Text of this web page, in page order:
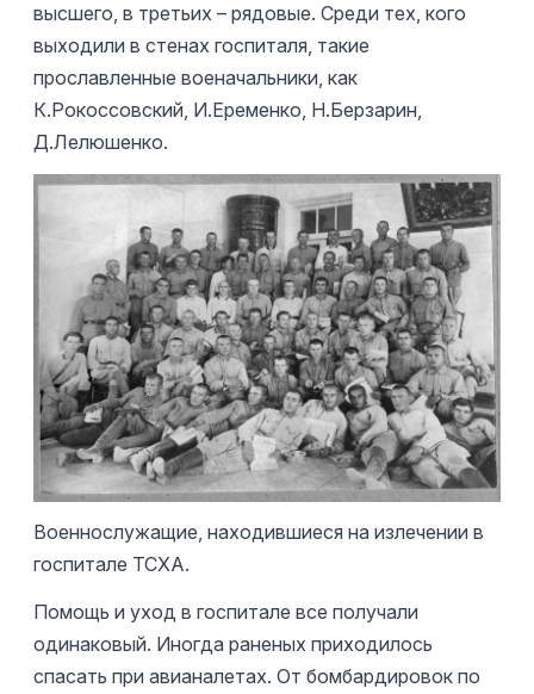
высшего, в третьих – рядовые. Среди тех, кого
выходили в стенах госпиталя, такие
прославленные военачальники, как
К.Рокоссовский, И.Еременко, Н.Берзарин,
Д.Лелюшенко.
Военнослужащие, находившиеся на излечении в
госпитале ТСХА.
Помощь и уход в госпитале все получали
одинаковый. Иногда раненых приходилось
спасать при авианалетах. От бомбардировок по